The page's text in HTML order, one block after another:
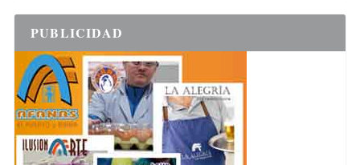
PUBLICIDAD